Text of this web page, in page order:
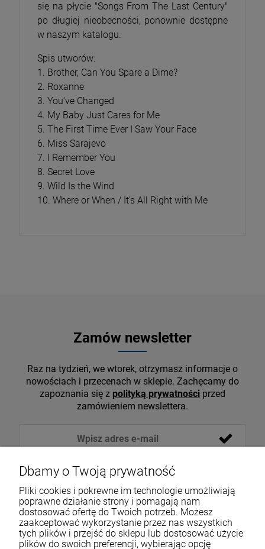
się na płycie "Songs From The Last Century"
po długiej nieobecności, ponownie dostępne
w naszym katalogu.
Spis utworów:
1. Brother, Can You Spare a Dime?
2. Roxanne
3. You've Changed
4. My Baby Just Cares for Me
5. The First Time Ever I Saw Your Face
6. Miss Sarajevo
7. I Remember You
8. Secret Love
9. Wild Is the Wind
10. Where or When / It's All Right with Me
Zamów newsletter
Raz na tydzień, we wtorek, otrzymasz informacje o
nowościach i przecenach w sklepie. Zachęcamy do
zapoznania się z polityką prywatności przed
zamówieniem newslettera.
VOICESHOP.PL
Dbamy o Twoją prywatność
Pliki cookies i pokrewne im technologie umożliwiają
poprawne działanie strony i pomagają nam
dostosować ofertę do Twoich potrzeb. Możesz
zaakceptować wykorzystanie przez nas wszystkich
tych plików i przejść do sklepu lub dostosować użycie
plików do swoich preferencji, wybierając opcję